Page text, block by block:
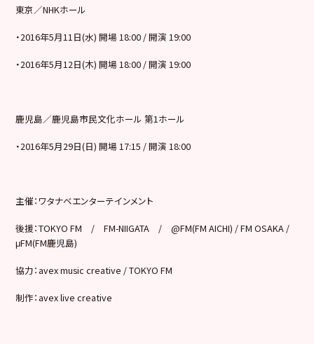
東京／NHKホール
・2016年5月11 日(水)開場 18:00 /開演 19:00
・2016年5月12日(木)開場 18:00 /開演 19:00
鹿児島／鹿児島市民文化ホール 第1 ホール
・2016年5月29日(日)開場 17:15 /開演 18:00
主催：ワタナベエンターテインメント
後援：TOKYO FM / FM-NIIGATA /
@FM(FM AICHI) / FM OSAKA /
μFM(FM鹿児島)
協力： avex music creative / TOKYO FM
制作： avex live creative